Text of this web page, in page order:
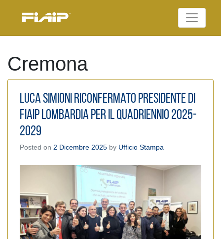
Federazione Italiana
Cremona
Luca Simioni riconfermato Presidente di
FIAIP Lombardia per il quadriennio 2025-
2029
Posted on 2 Dicembre 2025 by Ufficio Stampa